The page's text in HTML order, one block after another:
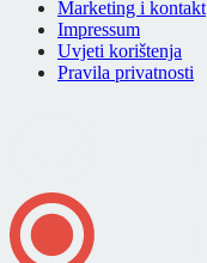
Marketing i kontakt
Impressum
Uvjeti korištenja
Pravila privatnosti